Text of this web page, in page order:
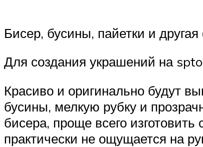
Бисер, бусины, пайетки и
Для создания украшений на
Красиво и оригинально будут
бусины, мелкую рубку и
бисера, проще всего
практически не ощущается на